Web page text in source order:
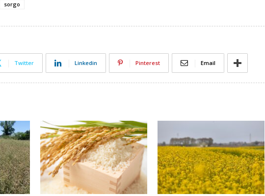
sorgo
Twitter Linkedin Pinterest Email